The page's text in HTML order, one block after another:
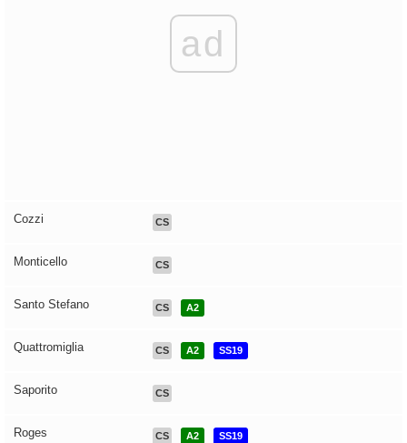
ad
Cozzi CS
Monticello CS
Santo Stefano CS A2
Quattromiglia CS A2 SS19
Saporito CS
Roges CS A2 SS19